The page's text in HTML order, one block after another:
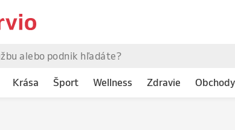
Krása Šport Wellness Zdravie Obchody